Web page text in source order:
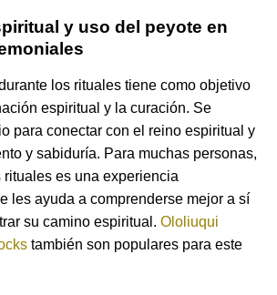
y uso del peyote en
los rituales tiene como objetivo
espiritual y la curación. Se
para conectar con el reino espiritual y
y sabiduría. Para muchas personas,
rituales es una experiencia
les ayuda a comprenderse mejor a sí
su camino espiritual. Ololiuqui
también son populares para este